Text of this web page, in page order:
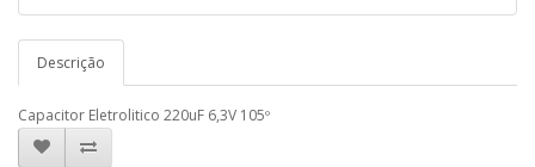
Descrição
Capacitor Eletrolitico 220uF 6,3V 105º